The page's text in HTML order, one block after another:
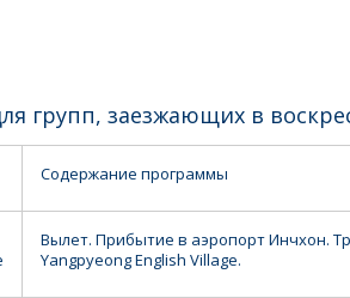
групп, заезжающих в
Содержание программы
Вылет. Прибытие в аэропорт Инчхон.
Yangpyeong English Village.